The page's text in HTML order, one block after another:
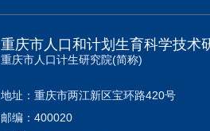
重庆市人口和计划生育科学技术
重庆市人口计生研究院(简称)
地址：重庆市两江新区宝环路420号
邮编：400020